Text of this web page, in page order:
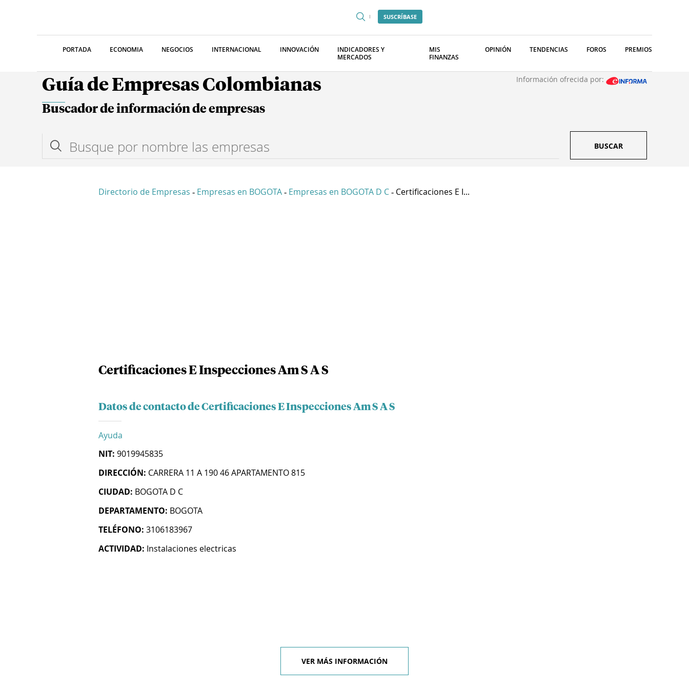
SUSCRÍBASE
PORTADA ECONOMIA NEGOCIOS INTERNACIONAL INNOVACIÓN
INDICADORES Y
MERCADOS
MIS
FINANZAS
OPINIÓN TENDENCIAS FOROS PREMIOS
Guía de Empresas Colombianas Información ofrecida por:
Buscador de información de empresas
BUSCAR
Directorio de Empresas - Empresas en BOGOTA - Empresas en BOGOTA D C - Certificaciones E I...
Certificaciones E Inspecciones Am S A S
Datos de contacto de Certificaciones E Inspecciones Am S A S
Ayuda
NIT: 9019945835
DIRECCIÓN: CARRERA 11 A 190 46 APARTAMENTO 815
CIUDAD: BOGOTA D C
DEPARTAMENTO: BOGOTA
TELÉFONO: 3106183967
ACTIVIDAD: Instalaciones electricas
VER MÁS INFORMACIÓN